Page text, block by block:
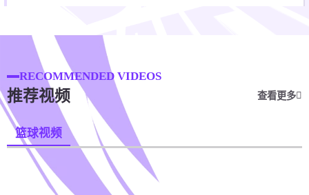
8 10
也门甲
海拉尔荷达
8 : 07 10
也门甲
RECOMMENDED VIDEOS
推荐视频 查看更多
篮球视频